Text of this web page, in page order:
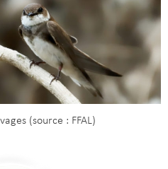
(source : FFAL)